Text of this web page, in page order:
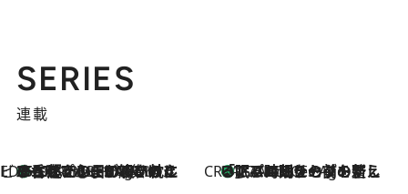
SERIES
連載
ビューティいいもの集め EDITORS' BEST
17 Minutes Ago
35℃超えの日の夜、枕にひと吹き！ BAUMのルームスプレーが、ひのきの香りで心まで解きほぐす CREA'S CHOICE
17 Minutes Ago
「眠る時刻をセットする」——眠りの前を整える、バルミューダの新しいアプローチ